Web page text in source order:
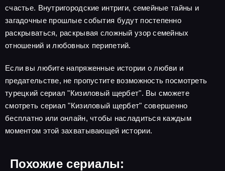
счастье. Внутригородские интриги, семейные тайны и
загадочные прошлые события будут постепенно
раскрываться, раскрывая сложный узор семейных
отношений и любовных перипетий.
Если вы любите напряженные истории о любви и
предательстве, не пропустите возможность посмотреть
турецкий сериал "Кизиловый щербет". Вы сможете
смотреть сериал "Кизиловый щербет" совершенно
бесплатно или онлайн, чтобы насладиться каждым
моментом этой захватывающей истории.
Похожие сериалы: